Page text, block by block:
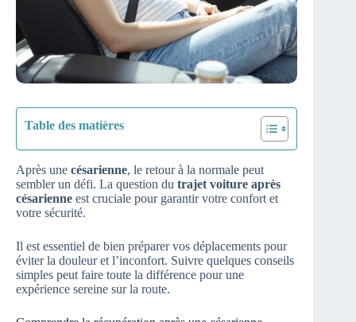
Table des matières
Après une césarienne, le retour à la normale peut
sembler un défi. La question du trajet voiture après
césarienne est cruciale pour garantir votre confort et
votre sécurité.
Il est essentiel de bien préparer vos déplacements pour
éviter la douleur et l’inconfort. Suivre quelques conseils
simples peut faire toute la différence pour une
expérience sereine sur la route.